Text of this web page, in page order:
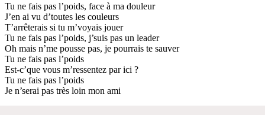
Tu ne fais pas l’poids, face à ma douleur
J’en ai vu d’toutes les couleurs
T’arrêterais si tu m’voyais jouer
Tu ne fais pas l’poids, j’suis pas un leader
Oh mais n’me pousse pas, je pourrais te sauver
Tu ne fais pas l’poids
Est-c’que vous m’ressentez par ici ?
Tu ne fais pas l’poids
Je n’serai pas très loin mon ami